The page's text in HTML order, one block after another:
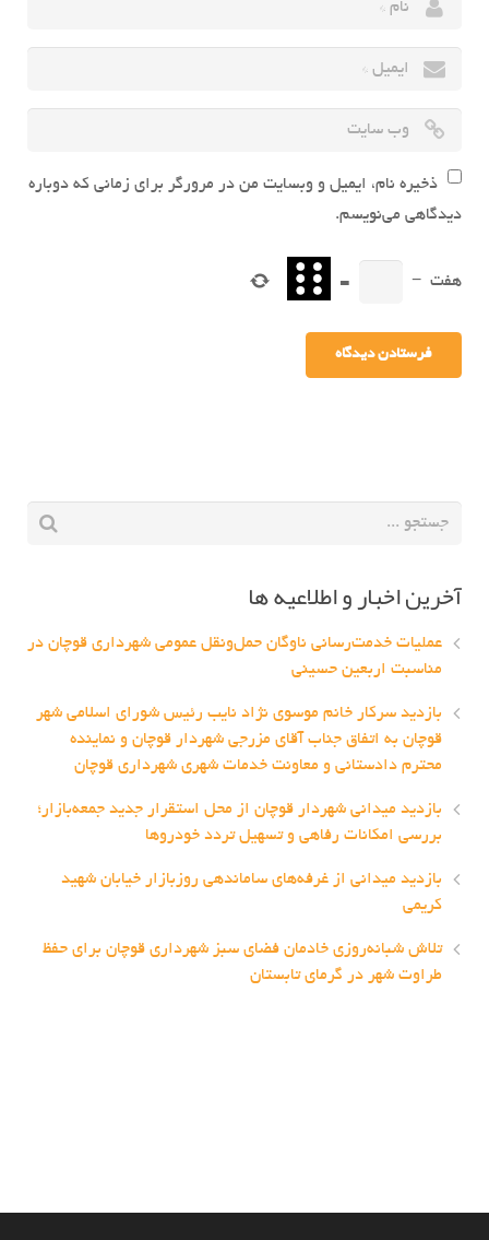
ذخیره نام، ایمیل و وبسایت من در مرورگر برای زمانی که دوباره
دیدگاهی می‌نویسم.
هفت −
=
آخرین اخبار و اطلاعیه ها
عملیات خدمت‌رسانی ناوگان حمل‌ونقل عمومی شهرداری قوچان در
مناسبت اربعین حسینی
بازدید سرکار خانم موسوی نژاد نایب رئیس شورای اسلامی شهر
قوچان به اتفاق جناب آقای مزرجی شهردار قوچان و نماینده
محترم دادستانی و معاونت خدمات شهری شهرداری قوچان
بازدید میدانی شهردار قوچان از محل استقرار جدید جمعه‌بازار؛
بررسی امکانات رفاهی و تسهیل تردد خودروها
بازدید میدانی از غرفه‌های ساماندهی روزبازار خیابان شهید
کریمی
تلاش شبانه‌روزی خادمان فضای سبز شهرداری قوچان برای حفظ
طراوت شهر در گرمای تابستان